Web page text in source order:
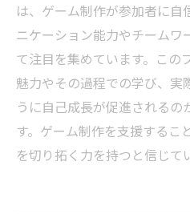
は、ゲーム制作が参加者に自
ニケーション能力やチームワ
て注目を集めています。この
魅力やその過程での学び、実
うに自己成長が促進されるの
す。ゲーム制作を支援するこ
を切り拓く力を持つと信じて